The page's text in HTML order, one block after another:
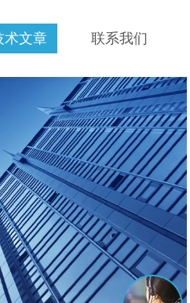
术文章 联系我们